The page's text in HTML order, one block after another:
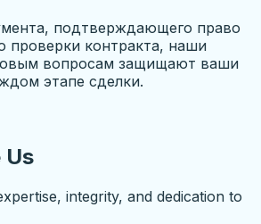
подтверждающего право
проверки контракта, наши
вопросам защищают ваши
этапе сделки.
Us
integrity, and dedication to